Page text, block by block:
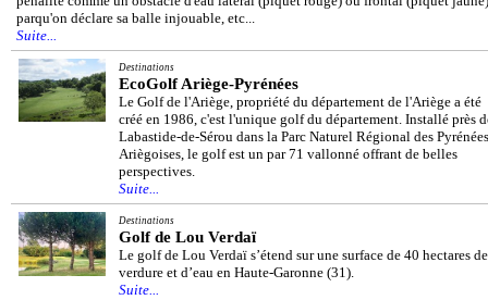
parqu'on déclare sa balle injouable, etc...
Suite...
Destinations
EcoGolf Ariège-Pyrénées
Le Golf de l'Ariège, propriété du département de l'Ariège a été
créé en 1986, c'est l'unique golf du département. Installé près
Labastide-de-Sérou dans la Parc Naturel Régional des Pyrénées
Ariègoises, le golf est un par 71 vallonné offrant de belles
perspectives.
Suite...
Destinations
Golf de Lou Verdaï
Le golf de Lou Verdaï s’étend sur une surface de 40 hectares de
verdure et d’eau en Haute-Garonne (31).
Suite...